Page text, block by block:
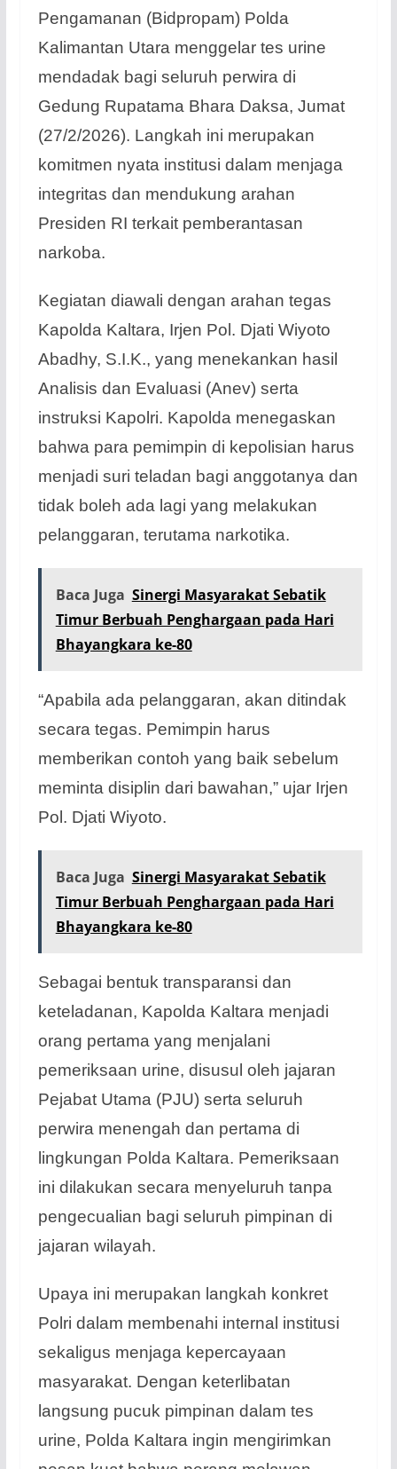
Pengamanan (Bidpropam) Polda
Kalimantan Utara menggelar tes urine
mendadak bagi seluruh perwira di
Gedung Rupatama Bhara Daksa, Jumat
(27/2/2026). Langkah ini merupakan
komitmen nyata institusi dalam menjaga
integritas dan mendukung arahan
Presiden RI terkait pemberantasan
narkoba.
Kegiatan diawali dengan arahan tegas
Kapolda Kaltara, Irjen Pol. Djati Wiyoto
Abadhy, S.I.K., yang menekankan hasil
Analisis dan Evaluasi (Anev) serta
instruksi Kapolri. Kapolda menegaskan
bahwa para pemimpin di kepolisian harus
menjadi suri teladan bagi anggotanya dan
tidak boleh ada lagi yang melakukan
pelanggaran, terutama narkotika.
Baca Juga Sinergi Masyarakat Sebatik
Timur Berbuah Penghargaan pada Hari
Bhayangkara ke-80
“Apabila ada pelanggaran, akan ditindak
secara tegas. Pemimpin harus
memberikan contoh yang baik sebelum
meminta disiplin dari bawahan,” ujar Irjen
Pol. Djati Wiyoto.
Baca Juga Sinergi Masyarakat Sebatik
Timur Berbuah Penghargaan pada Hari
Bhayangkara ke-80
Sebagai bentuk transparansi dan
keteladanan, Kapolda Kaltara menjadi
orang pertama yang menjalani
pemeriksaan urine, disusul oleh jajaran
Pejabat Utama (PJU) serta seluruh
perwira menengah dan pertama di
lingkungan Polda Kaltara. Pemeriksaan
ini dilakukan secara menyeluruh tanpa
pengecualian bagi seluruh pimpinan di
jajaran wilayah.
Upaya ini merupakan langkah konkret
Polri dalam membenahi internal institusi
sekaligus menjaga kepercayaan
masyarakat. Dengan keterlibatan
langsung pucuk pimpinan dalam tes
urine, Polda Kaltara ingin mengirimkan